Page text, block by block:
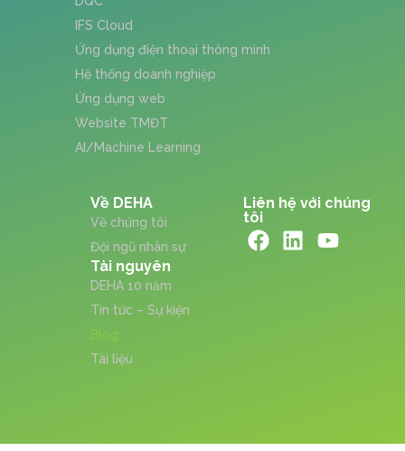
IFS Cloud
Ứng dụng điện thoại thông minh
Hệ thống doanh nghiệp
Ứng dụng web
Website TMĐT
AI/Machine Learning
Về DEHA
Về chúng tôi
Đội ngũ nhân sự
Tài nguyên
DEHA 10 năm
Tin tức – Sự kiện
Blog
Tài liệu
Liên hệ với chúng
tôi